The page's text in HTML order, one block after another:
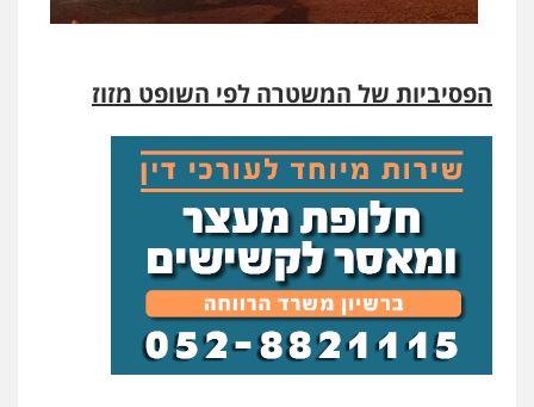
הפסיביות של המשטרה לפי השופט מזוז